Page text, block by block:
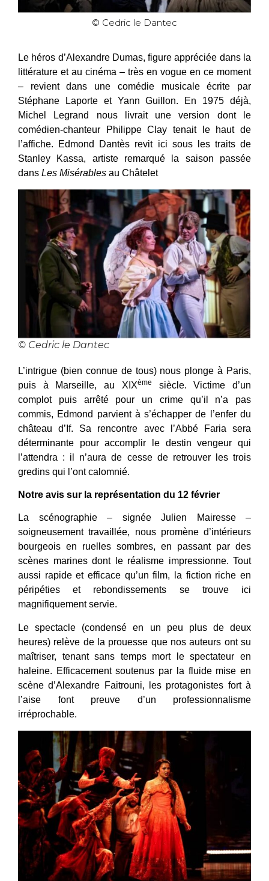
© Cedric le Dantec
Le héros d’Alexandre Dumas, figure appréciée dans la
littérature et au cinéma – très en vogue en ce moment
– revient dans une comédie musicale écrite par
Stéphane Laporte et Yann Guillon. En 1975 déjà,
Michel Legrand nous livrait une version dont le
comédien-chanteur Philippe Clay tenait le haut de
l’affiche. Edmond Dantès revit ici sous les traits de
Stanley Kassa, artiste remarqué la saison passée
dans Les Misérables au Châtelet
© Cedric le Dantec
L’intrigue (bien connue de tous) nous plonge à Paris,
puis à Marseille, au XIXème
siècle. Victime d’un
complot puis arrêté pour un crime qu’il n’a pas
commis, Edmond parvient à s’échapper de l’enfer du
château d’If. Sa rencontre avec l’Abbé Faria sera
déterminante pour accomplir le destin vengeur qui
l’attendra : il n’aura de cesse de retrouver les trois
gredins qui l’ont calomnié.
Notre avis sur la représentation du 12 février
La scénographie – signée Julien Mairesse –
soigneusement travaillée, nous promène d’intérieurs
bourgeois en ruelles sombres, en passant par des
scènes marines dont le réalisme impressionne. Tout
aussi rapide et efficace qu’un film, la fiction riche en
péripéties et rebondissements se trouve ici
magnifiquement servie.
Le spectacle (condensé en un peu plus de deux
heures) relève de la prouesse que nos auteurs ont su
maîtriser, tenant sans temps mort le spectateur en
haleine. Efficacement soutenus par la fluide mise en
scène d’Alexandre Faitrouni, les protagonistes fort à
l’aise font preuve d’un professionnalisme
irréprochable.